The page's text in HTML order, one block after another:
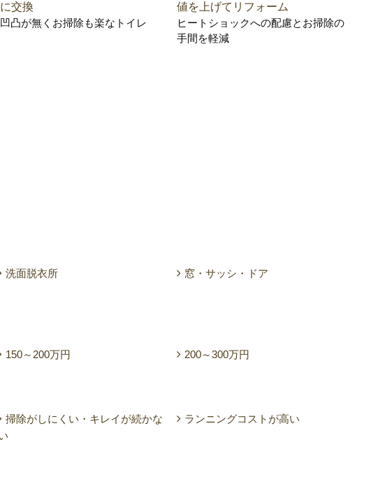
に交換
凹凸が無くお掃除も楽なトイレ
値を上げてリフォーム
ヒートショックへの配慮とお掃除の
手間を軽減
洗面脱衣所
窓・サッシ・ドア
150～200万円
200～300万円
掃除がしにくい・キレイが続かな
ランニングコストが高い